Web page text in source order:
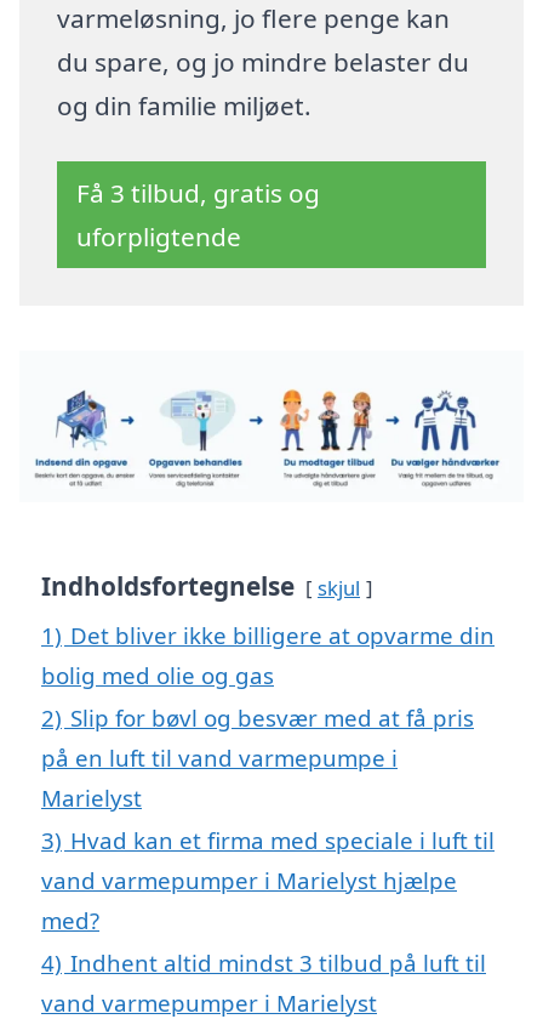
varmeløsning, jo flere penge kan
du spare, og jo mindre belaster du
og din familie miljøet.
Få 3 tilbud, gratis og
uforpligtende
Indholdsfortegnelse skjul
1) Det bliver ikke billigere at opvarme din
bolig med olie og gas
2) Slip for bøvl og besvær med at få pris
på en luft til vand varmepumpe i
Marielyst
3) Hvad kan et firma med speciale i luft til
vand varmepumper i Marielyst hjælpe
med?
4) Indhent altid mindst 3 tilbud på luft til
vand varmepumper i Marielyst